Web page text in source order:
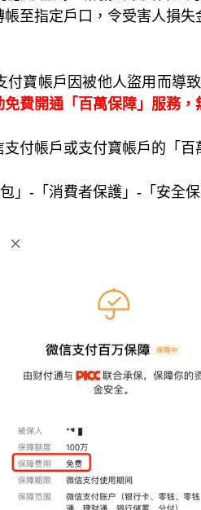
至指定戶口，令受害人損失
付寶帳戶因被他人盜用而導
費開通「百萬保障」服務
付帳戶或支付寶帳戶的「百
」-「消費者保護」-「安全保